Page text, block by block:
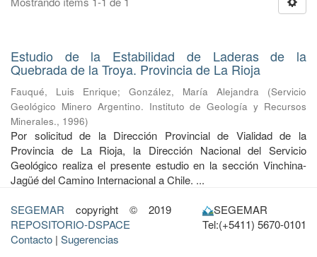
Estudio de la Estabilidad de Laderas de la
Quebrada de la Troya. Provincia de La Rioja
Fauqué, Luis Enrique; González, María Alejandra (Servicio
Geológico Minero Argentino. Instituto de Geología y Recursos
Minerales., 1996)
Por solicitud de la Dirección Provincial de Vialidad de la
Provincia de La Rioja, la Dirección Nacional del Servicio
Geológico realiza el pre­sente estudio en la sección Vinchina-
Jagüé del Camino Internacional a Chile. ...
SEGEMAR copyright © 2019
REPOSITORIO-DSPACE
Contacto | Sugerencias
SEGEMAR
Tel:(+5411) 5670-0101